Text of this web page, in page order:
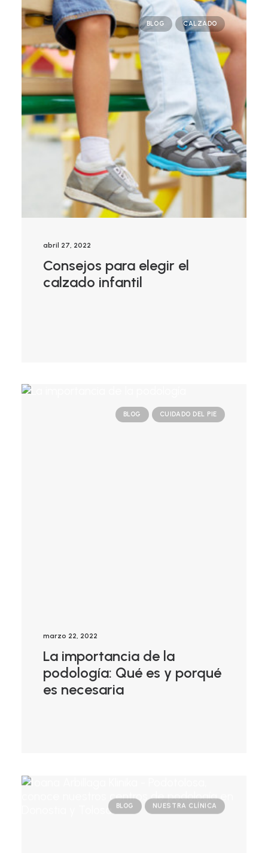
BLOG CALZADO
abril 27, 2022
Consejos para elegir el
calzado infantil
BLOG CUIDADO DEL PIE
marzo 22, 2022
La importancia de la
podología: Qué es y porqué
es necesaria
BLOG NUESTRA CLÍNICA